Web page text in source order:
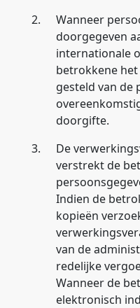
2.
Wanneer
doorgegeven
internationale
betrokkene
gesteld van de
doorgifte.
3.
De
verstrekt de
Indien de
kopieën
van de
redelijke
Wanneer de
elektronisch